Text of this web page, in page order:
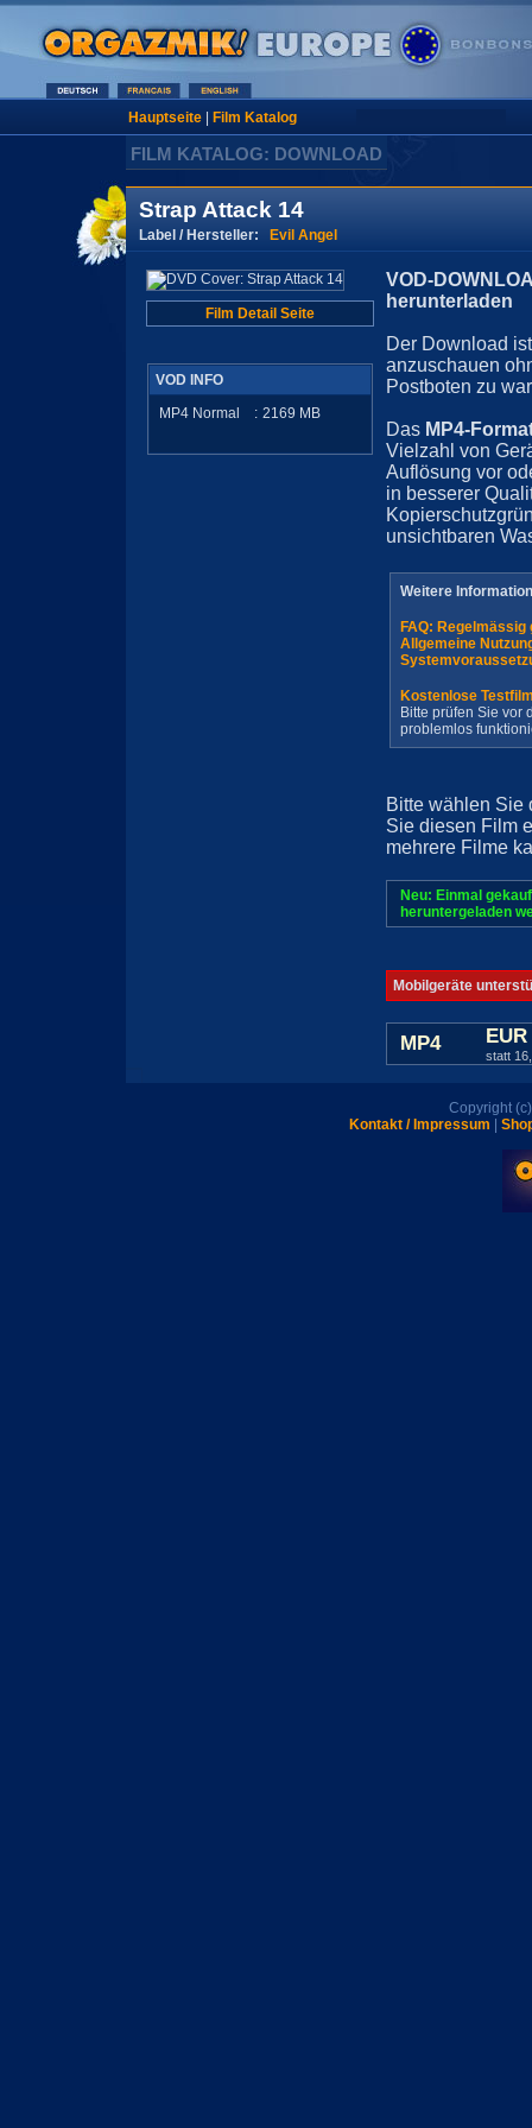
Hauptseite| Film Katalog
FILM KATALOG: DOWNLOAD
Strap Attack 14
Label / Hersteller: Evil Angel
Film Detail Seite
VOD INFO
MP4 Normal
: 2169 MB
VOD-
herunterladen
Der Download
anzuschauen
Postboten zu
Das MP4-
Vielzahl von
Auflösung vor
in besserer
unsichtbaren
Weitere
FAQ:
Allgemeine
Kostenlose
Bitte prüfen Sie vor
problemlos
Bitte wählen Sie
Sie diesen Film
mehrere Filme
Neu: Einmal
heruntergeladen
Mobilgeräte
MP4
statt
Copyright
Kontakt / Impressum